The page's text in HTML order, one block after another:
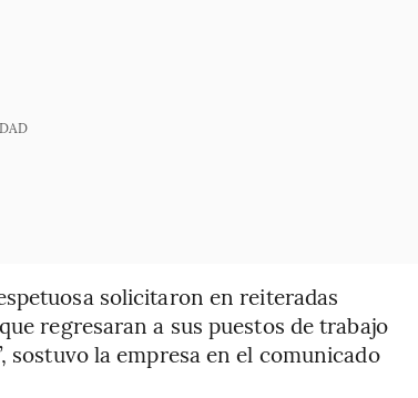
solicitaron en reiteradas
regresaran a sus puestos de trabajo
la empresa en el comunicado